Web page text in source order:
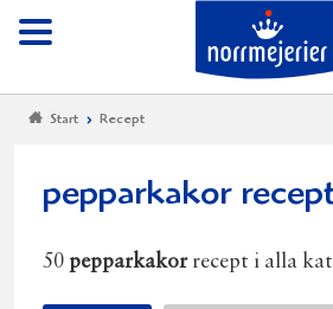
Meny
Start Recept
pepparkakor
50 pepparkakorrecept i alla